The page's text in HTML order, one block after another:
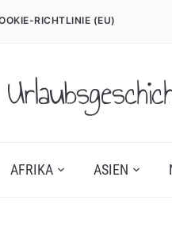
RICHTLINIE (EU)
AFRIKA ASIEN